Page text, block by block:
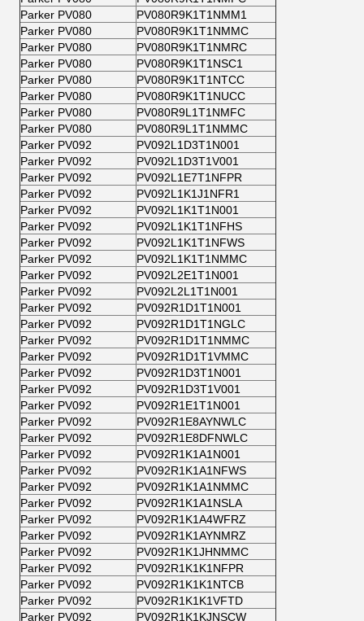
Parker PV080
PV080R9K1T1NMM1
Parker PV080
PV080R9K1T1NMMC
Parker PV080
PV080R9K1T1NMRC
Parker PV080
PV080R9K1T1NSC1
Parker PV080
PV080R9K1T1NTCC
Parker PV080
PV080R9K1T1NUCC
Parker PV080
PV080R9L1T1NMFC
Parker PV080
PV080R9L1T1NMMC
Parker PV092
PV092L1D3T1N001
Parker PV092
PV092L1D3T1V001
Parker PV092
PV092L1E7T1NFPR
Parker PV092
PV092L1K1J1NFR1
Parker PV092
PV092L1K1T1N001
Parker PV092
PV092L1K1T1NFHS
Parker PV092
PV092L1K1T1NFWS
Parker PV092
PV092L1K1T1NMMC
Parker PV092
PV092L2E1T1N001
Parker PV092
PV092L2L1T1N001
Parker PV092
PV092R1D1T1N001
Parker PV092
PV092R1D1T1NGLC
Parker PV092
PV092R1D1T1NMMC
Parker PV092
PV092R1D1T1VMMC
Parker PV092
PV092R1D3T1N001
Parker PV092
PV092R1D3T1V001
Parker PV092
PV092R1E1T1N001
Parker PV092
PV092R1E8AYNWLC
Parker PV092
PV092R1E8DFNWLC
Parker PV092
PV092R1K1A1N001
Parker PV092
PV092R1K1A1NFWS
Parker PV092
PV092R1K1A1NMMC
Parker PV092
PV092R1K1A1NSLA
Parker PV092
PV092R1K1A4WFRZ
Parker PV092
PV092R1K1AYNMRZ
Parker PV092
PV092R1K1JHNMMC
Parker PV092
PV092R1K1K1NFPR
Parker PV092
PV092R1K1K1NTCB
Parker PV092
PV092R1K1K1VFTD
Parker PV092
PV092R1K1KJNSCW